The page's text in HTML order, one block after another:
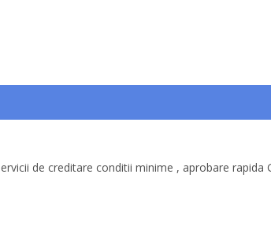
de creditare conditii minime , aprobare rapida